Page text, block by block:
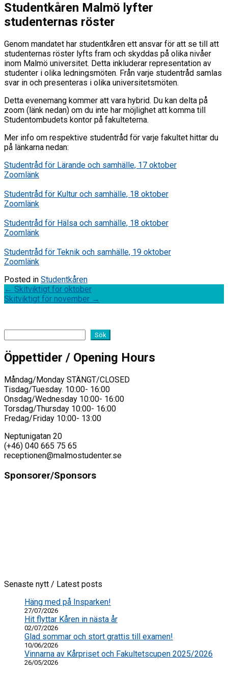
Studentkåren Malmö lyfter
studenternas röster
Genom mandatet har studentkåren ett ansvar för att se till att
studenternas röster lyfts fram och skyddas på olika nivåer
inom Malmö universitet. Detta inkluderar representation av
studenter i olika ledningsmöten. Från varje studentråd samlas
svar in och presenteras i olika universitetsmöten.
Detta evenemang kommer att vara hybrid. Du kan delta på
zoom (länk nedan) om du inte har möjlighet att komma till
Studentombudets kontor på fakulteterna.
Mer info om respektive studentråd för varje fakultet hittar du
på länkarna nedan:
Studentråd för Lärande och samhälle, 17 oktober
Zoomlänk
Studentråd för Kultur och samhälle, 18 oktober
Zoomlänk
Studentråd för Hälsa och samhälle, 18 oktober
Zoomlänk
Studentråd för Teknik och samhälle, 19 oktober
Zoomlänk
Posted in Studentkåren
Post
navigation
← Skitviktigt för oktober
Skitviktigt för november →
Sök
Öppettider / Opening Hours
Måndag/Monday STÄNGT/CLOSED
Tisdag/Tuesday. 10:00- 16:00
Onsdag/Wednesday 10:00- 16:00
Torsdag/Thursday 10:00- 16:00
Fredag/Friday 10:00- 13:00
Neptunigatan 20
(+46) 040 665 75 65
receptionen@malmostudenter.se
Sponsorer/Sponsors
Senaste nytt / Latest posts
Häng med på Insparken!
27/07/2026
Hit flyttar Kåren in nästa år
02/07/2026
Glad sommar och stort grattis till examen!
10/06/2026
Vinnarna av Kårpriset och Fakultetscupen 2025/2026
26/05/2026